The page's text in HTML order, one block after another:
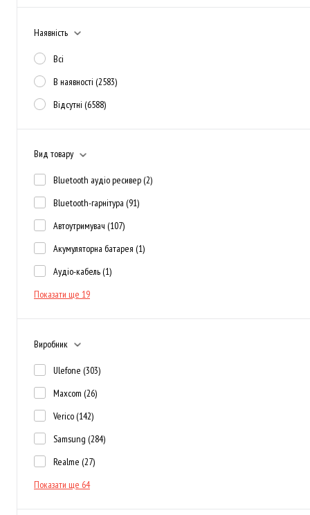
Наявність
Всі
В наявності (2583)
Відсутні (6588)
Вид товару
Bluetooth аудіо ресивер (2)
Bluetooth-гарнітура (91)
Автоутримувач (107)
Акумуляторна батарея (1)
Аудіо-кабель (1)
Показати ще 19
Виробник
Ulefone (303)
Maxcom (26)
Verico (142)
Samsung (284)
Realme (27)
Показати ще 64